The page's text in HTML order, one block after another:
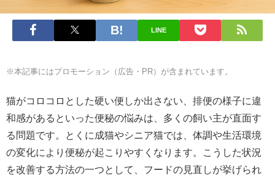
LINE
※本記事にはプロモーション（広告・PR）が含まれています。
猫がコロコロとした硬い便しか出さない、排便の様子に違
和感があるといった便秘の悩みは、多くの飼い主が直面す
る問題です。とくに成猫やシニア猫では、体調や生活環境
の変化により便秘が起こりやすくなります。こうした状況
を改善する方法の一つとして、フードの見直しが挙げられ